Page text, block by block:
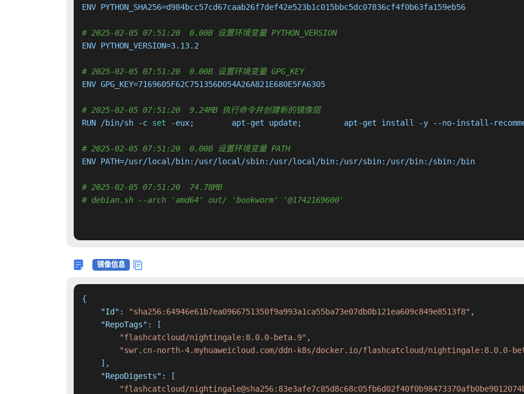
ENV PYTHON_SHA256=d984bcc57cd67caab26f7def42e523b1c015bbc5dc07836cf4f0b63fa159eb56
# 2025-02-05 07:51:20  0.00B 设置环境变量 PYTHON_VERSION
ENV PYTHON_VERSION=3.13.2
# 2025-02-05 07:51:20  0.00B 设置环境变量 GPG_KEY
ENV GPG_KEY=7169605F62C751356D054A26A821E680E5FA6305
# 2025-02-05 07:51:20  9.24MB 执行命令并创建新的镜像层
RUN /bin/sh -c set
# 2025-02-05 07:51:20  0.00B 设置环境变量 PATH
ENV PATH=/usr/local/bin:/usr/local/sbin:/usr/local/bin:/usr/sbin:/usr/bin:/sbin:/bin
# 2025-02-05 07:51:20  74.78MB
# debian.sh --arch 'amd64' out/ 'bookworm' '@1742169600'
镜像信息
{
"Id" : "sha256:64946e61b7ea0966751350f9a993a1ca55ba73e07db0b121ea609c849e8513f8" ,
"RepoTags" :
[
"flashcatcloud/nightingale:8.0.0-beta.9" ,
"swr.cn-north-4.myhuaweicloud.com/ddn-k8s/docker.io/flashcatcloud/nightingale:8.0.0-
] ,
"RepoDigests" :
[
"flashcatcloud/